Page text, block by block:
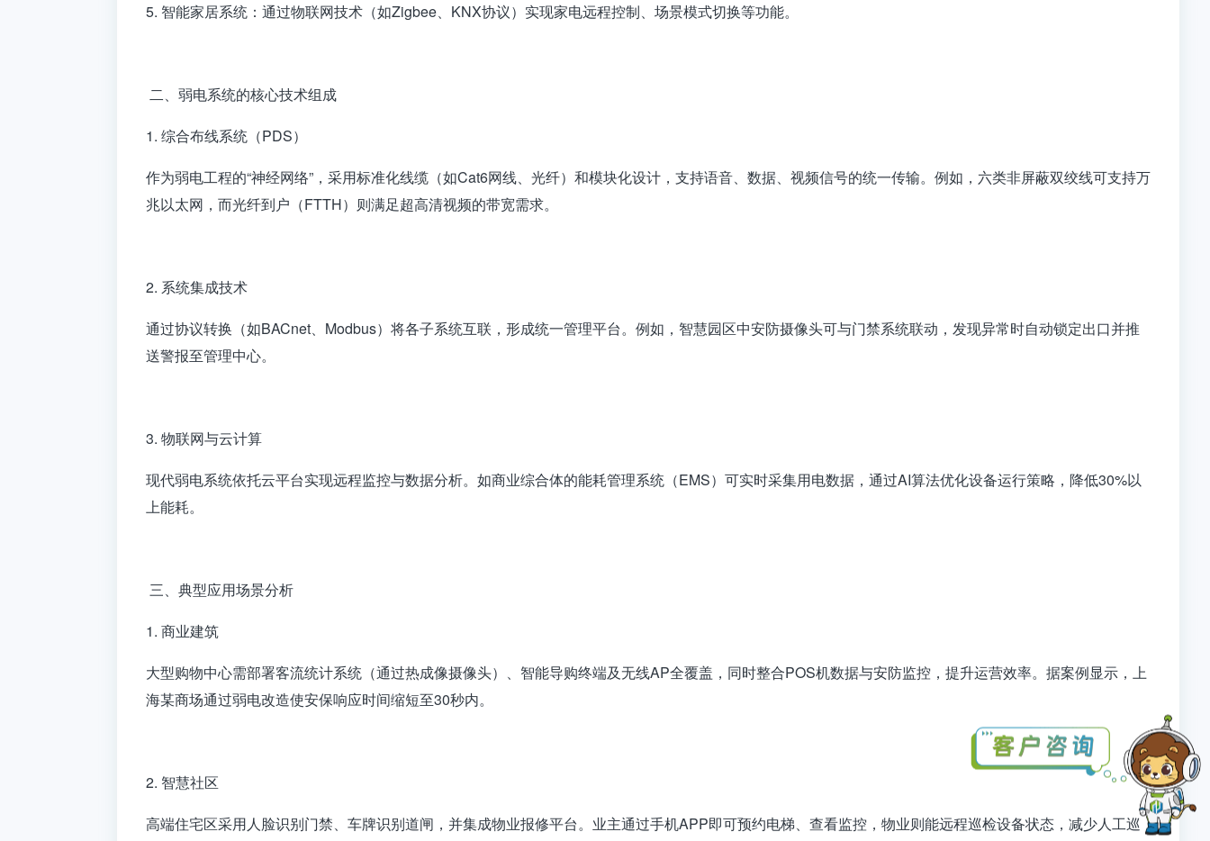
5. 智能家居系统：通过物联网技术（如Zigbee、KNX协议）实现家电远程控制、场景模式切换等功能。
二、弱电系统的核心技术组成
1. 综合布线系统（PDS）
作为弱电工程的“神经网络”，采用标准化线缆（如Cat6网线、光纤）和模块化设计，支持语音、数据、视频信号的统一传输。例如，六类非屏蔽双绞线可支持万
兆以太网，而光纤到户（FTTH）则满足超高清视频的带宽需求。
2. 系统集成技术
通过协议转换（如BACnet、Modbus）将各子系统互联，形成统一管理平台。例如，智慧园区中安防摄像头可与门禁系统联动，发现异常时自动锁定出口并推
送警报至管理中心。
3. 物联网与云计算
现代弱电系统依托云平台实现远程监控与数据分析。如商业综合体的能耗管理系统（EMS）可实时采集用电数据，通过AI算法优化设备运行策略，降低30%以
上能耗。
三、典型应用场景分析
1. 商业建筑
大型购物中心需部署客流统计系统（通过热成像摄像头）、智能导购终端及无线AP全覆盖，同时整合POS机数据与安防监控，提升运营效率。据案例显示，上
海某商场通过弱电改造使安保响应时间缩短至30秒内。
2. 智慧社区
高端住宅区采用人脸识别门禁、车牌识别道闸，并集成物业报修平台。业主通过手机APP即可预约电梯、查看监控，物业则能远程巡检设备状态，减少人工巡